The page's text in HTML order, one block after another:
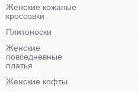
Женские кожаные
кроссовки
Плитоноски
Женские
повседневные
платья
Женские кофты